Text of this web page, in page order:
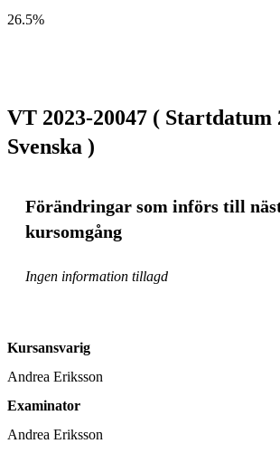
26.5%
VT 2023-20047 ( Startdatum
Svenska )
Förändringar som införs till
kursomgång
Ingen information tillagd
Kursansvarig
Andrea Eriksson
Examinator
Andrea Eriksson